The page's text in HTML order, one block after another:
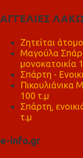
ΑΓΓΕΛΙΕΣ
Ζητείται
Μαγούλα
μονοκατοικία
Σπάρτη -
Πικουλιάνικα
100 τ.μ
Σπάρτη,
τ.μ
e-info.gr